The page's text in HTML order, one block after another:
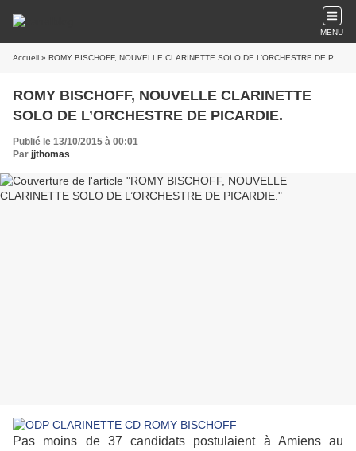
MENU
Accueil » ROMY BISCHOFF, NOUVELLE CLARINETTE SOLO DE L’ORCHESTRE DE PICARDIE.
ROMY BISCHOFF, NOUVELLE CLARINETTE
SOLO DE L’ORCHESTRE DE PICARDIE.
Publié le 13/10/2015 à 00:01
Par jjthomas
Pas moins de 37 candidats postulaient à Amiens au